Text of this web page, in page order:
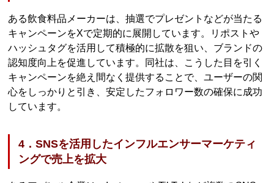
ある飲食料品メーカーは、抽選でプレゼントなどが当たる
キャンペーンをXで定期的に展開しています。リポストや
ハッシュタグを活用して積極的に拡散を狙い、ブランドの
認知度向上を促進しています。同社は、こうした目を引く
キャンペーンを絶え間なく提供することで、ユーザーの関
心をしっかりと引き、安定したフォロワー数の確保に成功
しています。
4．SNSを活用したインフルエンサーマーケティ
ングで売上を拡大